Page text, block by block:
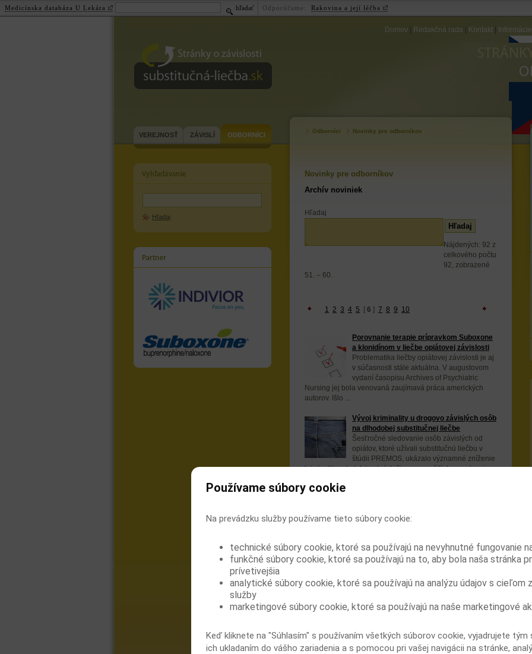
Domov Redakčná rada Kontakt
substitučná-liečba.sk
VEREJNOSŤ ZÁVISLÍ ODBORNÍCI
Hľadaj
Odborníci Novinky pre odborníkov
Novinky pre odborníkov
Archív noviniek
Hľadaj
Nájdených: 92 z
celkového počtu
92, zobrazené
51. – 60.
1 2 3 4 5 [ 6 ] 7 8 9 10
Porovnanie terapie prípravkom Suboxone
a klonidínom v liečbe opiátovej závislosti
Problematika liečby opiátovej závislosti je aj
v súčasnosti stále aktuálna. V augustovom
vydaní časopisu Archives of Psychiatric
Nursing jej bola venovaná zaujímavá práca amerických
autorov. Išlo ...
Vývoj kriminality u drogovo závislých osôb
na dlhodobej substitučnej liečbe
Šesťročné sledovanie osôb závislých od
opiátov, ktoré užívali substitučnú liečbu v
štúdii PREMOS, ukázalo významné zníženie
kriminality, a to tak trestných činov po požití drogy, ako aj
Metadón a buprenorfín sú látky bežne
odvykacia terapia metadónom môže byť spojená s rizikom
predĺženia QT interval...
Začatie podávania metadónu v primárnej
starostlivosti: štúdia ANRS-Methaville
štúdia, ktorá porovnávala účinnosť
praktického lekára v porovnaní s rovnakou liečbou, ktorá sa
začala v centre drogo...
Medicínska databáza U Lekára hľadať Odporúčame: Rakovina a její léčba
Používame súbory cookie
Na prevádzku služby používame tieto súbory cookie:
technické súbory cookie, ktoré sa používajú na nevyhnutné fungovanie
funkčné súbory cookie, ktoré sa používajú na to, aby bola naša stránka
prívetivejšia
analytické súbory cookie, ktoré sa používajú na analýzu údajov s cieľom
služby
marketingové súbory cookie, ktoré sa používajú na naše marketingové
Keď kliknete na "Súhlasím" s používaním všetkých súborov cookie, vyjadrujete tým
ich ukladaním do vášho zariadenia a s pomocou pri vašej navigácii na stránke,